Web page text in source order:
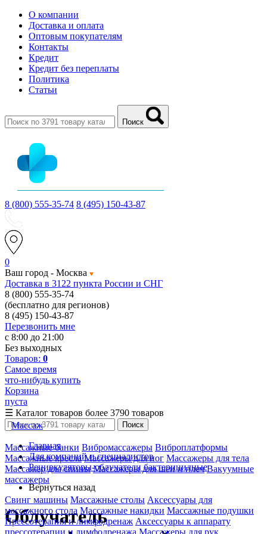
О компании
Доставка и оплата
Оптовым покупателям
Контакты
Кредит
Кредит без переплаты
Политика
Статьи
Поиск
8 (800) 555-35-74 8 (495) 150-43-87
0
Ваш город - Москва
Доставка в 3122 пункта России и СНГ
8 (800) 555-35-74
(бесплатно для регионов)
8 (495) 150-43-87
Перезвонить мне
с 8:00 до 21:00
Без выходных
Товаров: 0
Самое время
что-нибудь купить
Корзина
пуста
☰ Каталог товаров более 3790 товаров
Массаж
Массажные банки Вибромассажеры Виброплатформы
Массажные кресла Массажеры для ног Массажеры для тела
Массажер для спины Массажеры для шеи и плеч Вакуумные
массажеры
Свинг машины Массажные столы Аксессуары для
массажного стола Массажные накидки Массажные подушки
Прессотерапия и лимфодренаж Аксессуары к аппарату
прессотерапии и лимфодренажа Массажеры для рук
Поиск
Главная
Для компаний и специалистов
Рециркуляторы-облучатели бактерицидные
Вернуться назад
Облучатель